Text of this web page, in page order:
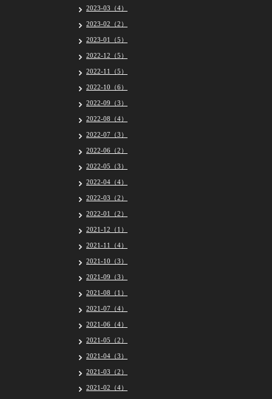
2023-03（4）
2023-02（2）
2023-01（5）
2022-12（5）
2022-11（5）
2022-10（6）
2022-09（3）
2022-08（4）
2022-07（3）
2022-06（2）
2022-05（3）
2022-04（4）
2022-03（2）
2022-01（2）
2021-12（1）
2021-11（4）
2021-10（3）
2021-09（3）
2021-08（1）
2021-07（4）
2021-06（4）
2021-05（2）
2021-04（3）
2021-03（2）
2021-02（4）